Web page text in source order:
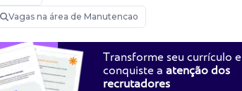
Vagas na área de Manutencao
Transforme seu currículo e
conquiste a atenção dos
recrutadores